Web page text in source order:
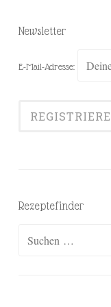
Newsletter
E-Mail-Adresse:
Rezeptefinder